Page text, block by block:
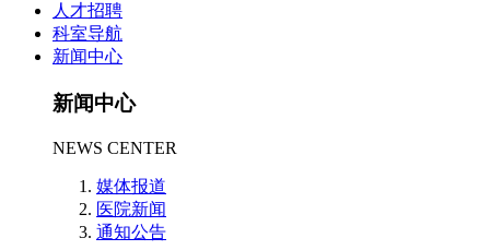
人才招聘
科室导航
新闻中心
新闻中心
NEWS CENTER
媒体报道
医院新闻
通知公告